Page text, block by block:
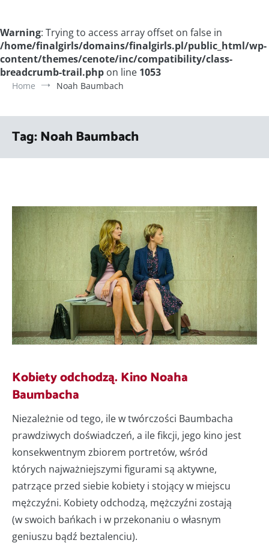
Warning: Trying to access array offset on false in
/home/finalgirls/domains/finalgirls.pl/public_html/wp-
content/themes/cenote/inc/compatibility/class-
breadcrumb-trail.php on line 1053
Home Noah Baumbach
Tag:Noah Baumbach
Kobiety odchodzą. Kino Noaha
Baumbacha
Niezależnie od tego, ile w twórczości Baumbacha
prawdziwych doświadczeń, a ile fikcji, jego kino jest
konsekwentnym zbiorem portretów, wśród
których najważniejszymi figurami są aktywne,
patrzące przed siebie kobiety i stojący w miejscu
mężczyźni. Kobiety odchodzą, mężczyźni zostają
(w swoich bańkach i w przekonaniu o własnym
geniuszu bądź beztalenciu).